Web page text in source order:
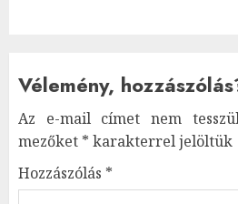
Vélemény,
Az e-mail címet nem
mezőket * karakterrel jelöltük
Hozzászólás *